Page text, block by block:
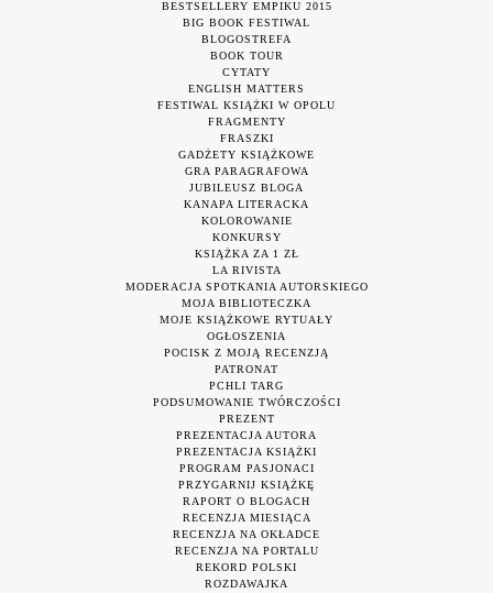
BESTSELLERY EMPIKU 2015
BIG BOOK FESTIWAL
BLOGOSTREFA
BOOK TOUR
CYTATY
ENGLISH MATTERS
FESTIWAL KSIĄŻKI W OPOLU
FRAGMENTY
FRASZKI
GADŻETY KSIĄŻKOWE
GRA PARAGRAFOWA
JUBILEUSZ BLOGA
KANAPA LITERACKA
KOLOROWANIE
KONKURSY
KSIĄŻKA ZA 1 ZŁ
LA RIVISTA
MODERACJA SPOTKANIA AUTORSKIEGO
MOJA BIBLIOTECZKA
MOJE KSIĄŻKOWE RYTUAŁY
OGŁOSZENIA
POCISK Z MOJĄ RECENZJĄ
PATRONAT
PCHLI TARG
PODSUMOWANIE TWÓRCZOŚCI
PREZENT
PREZENTACJA AUTORA
PREZENTACJA KSIĄŻKI
PROGRAM PASJONACI
PRZYGARNIJ KSIĄŻKĘ
RAPORT O BLOGACH
RECENZJA MIESIĄCA
RECENZJA NA OKŁADCE
RECENZJA NA PORTALU
REKORD POLSKI
ROZDAWAJKA